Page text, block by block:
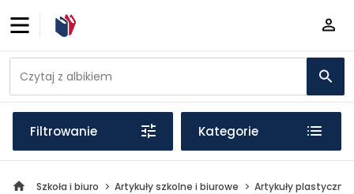
Filtrowanie Kategorie
Szkoła i biuro Artykuły szkolne i biurowe Artykuły plastyczne